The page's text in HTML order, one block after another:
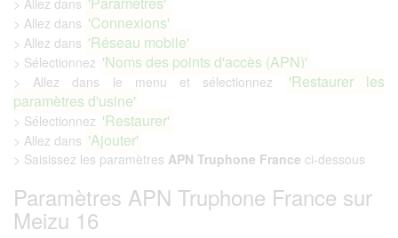
> Allez dans
> Allez dans 'Connexions'
> Allez dans 'Réseau mobile'
> Sélectionnez 'Noms des points d'accès (APN)'
> Allez dans le menu et sélectionnez
'Restaurer les
paramètres d'usine'
> Sélectionnez 'Restaurer'
> Allez dans 'Ajouter'
> Saisissez les paramètres APN Truphone France ci-dessous
Paramètres APN Truphone France sur
Meizu 16